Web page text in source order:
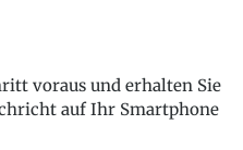
voraus und erhalten Sie
auf Ihr Smartphone